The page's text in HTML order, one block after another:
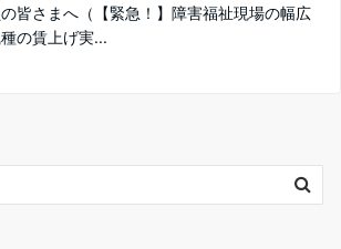
皆さまへ（【緊急！】障害福祉現場の幅広
の賃上げ実...